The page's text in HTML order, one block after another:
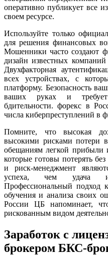
оперативно публикует все
своем ресурсе.
Используйте только
для решения финансовых
Мошенники часто создают
дизайн известных
Двухфакторная
всех устройствах, с
платформу. Безопасность
ваших руках и
бдительности. форекс в
числа киберпреступлений в
Помните, что высокая
высокими рисками потери
обещаниям легкой прибыли
которые готовы потерять
и риск-менеджмент
успеха, чем удача
Профессиональный подход
обучения и анализа своих
России ЦБ напоминает,
рискованным видом
Заработок с
брокером БКС-